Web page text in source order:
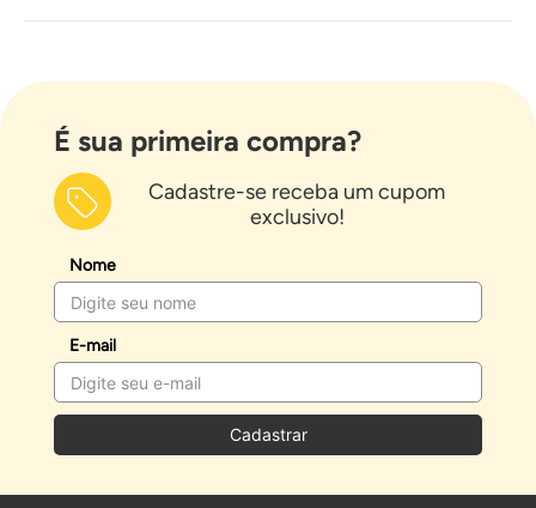
É sua primeira compra?
Cadastre-se receba um cupom
exclusivo!
Nome
E-mail
Cadastrar